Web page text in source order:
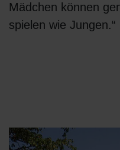
Mädchen können
spielen wie Jungen.“